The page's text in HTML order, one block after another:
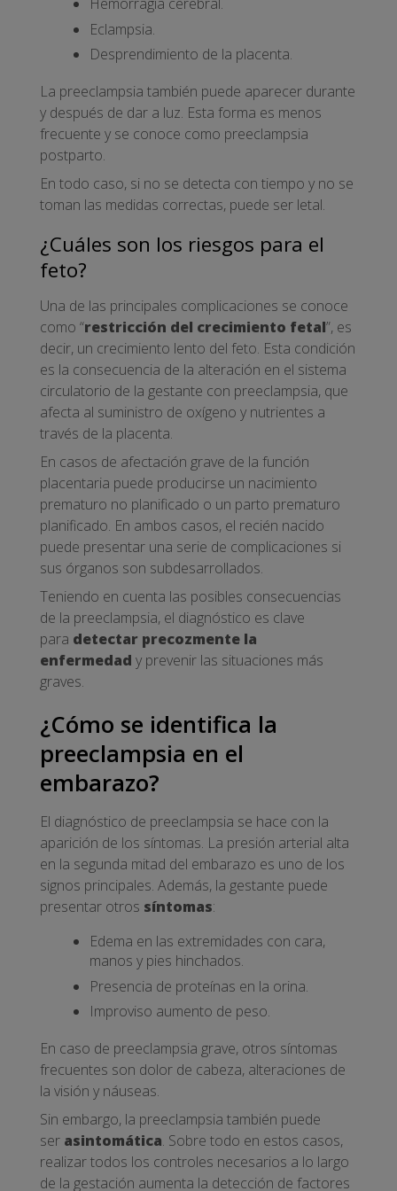
Eclampsia.
Desprendimiento de la placenta.
La preeclampsia también puede aparecer durante
y después de dar a luz. Esta forma es menos
frecuente y se conoce como preeclampsia
postparto.
En todo caso, si no se detecta con tiempo y no se
toman las medidas correctas, puede ser letal.
¿Cuáles son los riesgos para el
feto?
Una de las principales complicaciones se conoce
como “restricción del crecimiento fetal”, es
decir, un crecimiento lento del feto. Esta condición
es la consecuencia de la alteración en el sistema
circulatorio de la gestante con preeclampsia, que
afecta al suministro de oxígeno y nutrientes a
través de la placenta.
En casos de afectación grave de la función
placentaria puede producirse un nacimiento
prematuro no planificado o un parto prematuro
planificado. En ambos casos, el recién nacido
puede presentar una serie de complicaciones si
sus órganos son subdesarrollados.
Teniendo en cuenta las posibles consecuencias
de la preeclampsia, el diagnóstico es clave
para detectar precozmente la
enfermedad y prevenir las situaciones más
graves.
¿Cómo se identifica la
preeclampsia en el
embarazo?
El diagnóstico de preeclampsia se hace con la
aparición de los síntomas. La presión arterial alta
en la segunda mitad del embarazo es uno de los
signos principales. Además, la gestante puede
presentar otros síntomas:
Edema en las extremidades con cara,
manos y pies hinchados.
Presencia de proteínas en la orina.
Improviso aumento de peso.
En caso de preeclampsia grave, otros síntomas
frecuentes son dolor de cabeza, alteraciones de
la visión y náuseas.
Sin embargo, la preeclampsia también puede
ser asintomática. Sobre todo en estos casos,
realizar todos los controles necesarios a lo largo
de la gestación aumenta la detección de factores